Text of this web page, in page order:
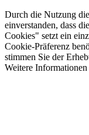
Durch die Nutzung
einverstanden, dass
Cookies" setzt ein
Cookie-Präferenz
stimmen Sie der
Weitere